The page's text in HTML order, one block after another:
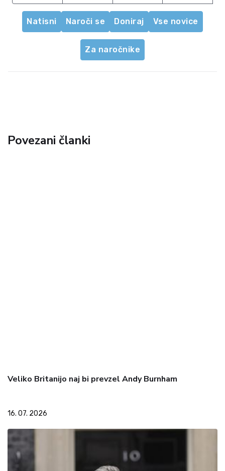
Natisni Naroči se Doniraj Vse novice
Za naročnike
Povezani članki
Veliko Britanijo naj bi prevzel Andy Burnham
16. 07. 2026